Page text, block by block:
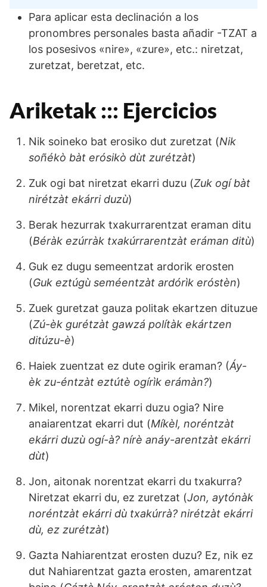
Para aplicar esta declinación a los
pronombres personales basta añadir -TZAT a
los posesivos «nire», «zure», etc.: niretzat,
zuretzat, beretzat, etc.
Ariketak ::: Ejercicios
Nik soineko bat erosiko dut zuretzat (Nik
soñékò bàt erósikò dùt zurétzàt)
Zuk ogi bat niretzat ekarri duzu (Zuk ogí bàt
nirétzàt ekárri duzù)
Berak hezurrak txakurrarentzat eraman ditu
(Béràk ezúrràk txakúrrarentzàt eráman ditù)
Guk ez dugu semeentzat ardorik erosten
(Guk eztúgù seméentzàt ardórìk eróstèn)
Zuek guretzat gauza politak ekartzen dituzue
(Zú-èk gurétzàt gawzá polítàk ekártzen
ditúzu-è)
Haiek zuentzat ez dute ogirik eraman? (Áy-
èk zu-éntzàt eztútè ogírìk erámàn?)
Mikel, norentzat ekarri duzu ogia? Nire
anaiarentzat ekarri dut (Míkèl, noréntzàt
ekárri duzù ogí-à? nírè anáy-arentzàt ekárri
dùt)
Jon, aitonak norentzat ekarri du txakurra?
Niretzat ekarri du, ez zuretzat (Jon, aytónàk
noréntzàt ekárri dù txakúrrà? nirétzàt ekárri
dù, ez zurétzàt)
Gazta Nahiarentzat erosten duzu? Ez, nik ez
dut Nahiarentzat gazta erosten, amarentzat